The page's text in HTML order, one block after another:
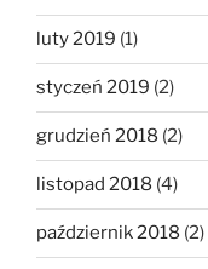
luty 2019 (1)
styczeń 2019 (2)
grudzień 2018 (2)
listopad 2018 (4)
październik 2018 (2)